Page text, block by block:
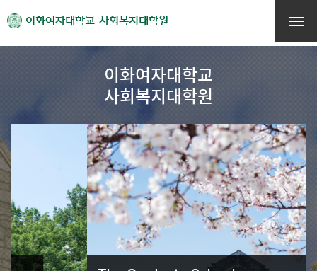
이화여자대학교 사회복지대학원
이화여자대학교
사회복지대학원